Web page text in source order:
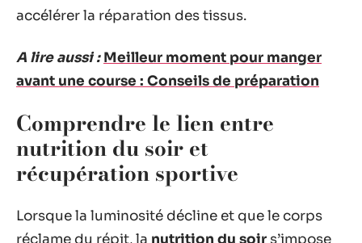
accélérer la réparation des tissus.
A lire aussi : Meilleur moment pour manger
avant une course : Conseils de préparation
Comprendre le lien entre
nutrition du soir et
récupération sportive
Lorsque la luminosité décline et que le corps
réclame du répit, la nutrition du soir s’impose